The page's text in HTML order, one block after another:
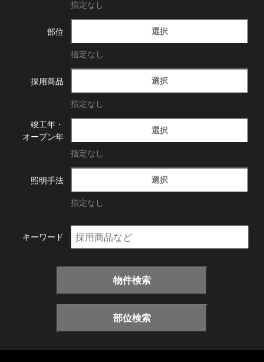
指定なし
部位 選択
指定なし
採用商品 選択
指定なし
竣工年・
オープン年
選択
指定なし
照明手法 選択
指定なし
キーワード
物件検索
部位検索